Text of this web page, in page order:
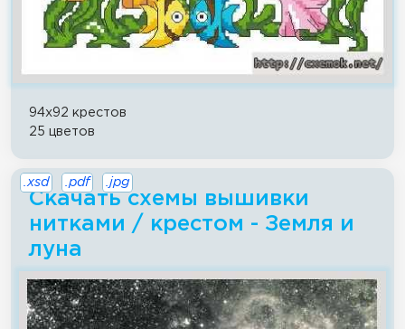
94x92 крестов
25 цветов
Скачать схемы вышивки
нитками / крестом - Земля и
луна
.xsd .pdf .jpg